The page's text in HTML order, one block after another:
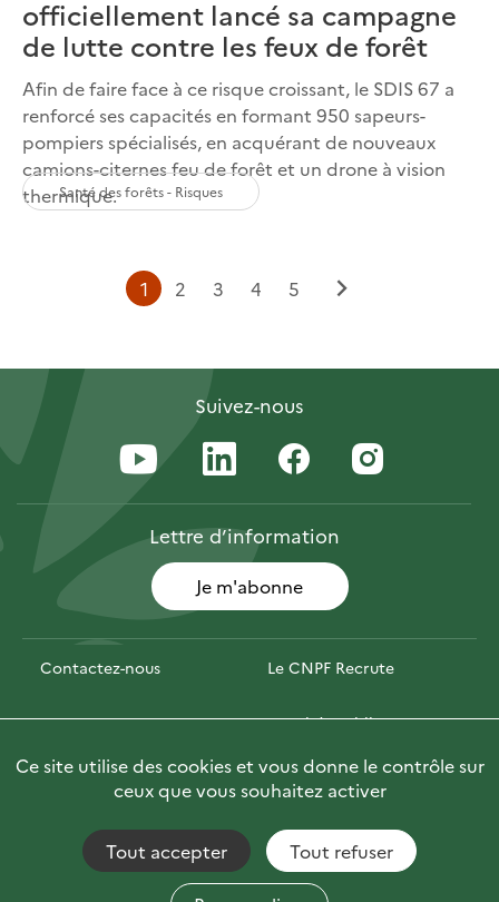
officiellement lancé sa campagne
de lutte contre les feux de forêt
Afin de faire face à ce risque croissant, le SDIS 67 a
renforcé ses capacités en formant 950 sapeurs-
pompiers spécialisés, en acquérant de nouveaux
camions-citernes feu de forêt et un drone à vision
thermique.
Santé des forêts - Risques
Page
courante
1 Page
2 Page
3 Page
4 Page
5
Page
Suivez-nous
Lettred’information
Je m'abonne
Contactez-nous Le CNPF Recrute
Espace presse Marchés publics
PhotoFor Briefly in English
Accessibilité : non conforme
Fils RSS
Mentions Légales
Plan du site
Ce site utilise des cookies et vous donne le contrôle sur
ceux que vous souhaitez activer
Tout accepter Tout refuser